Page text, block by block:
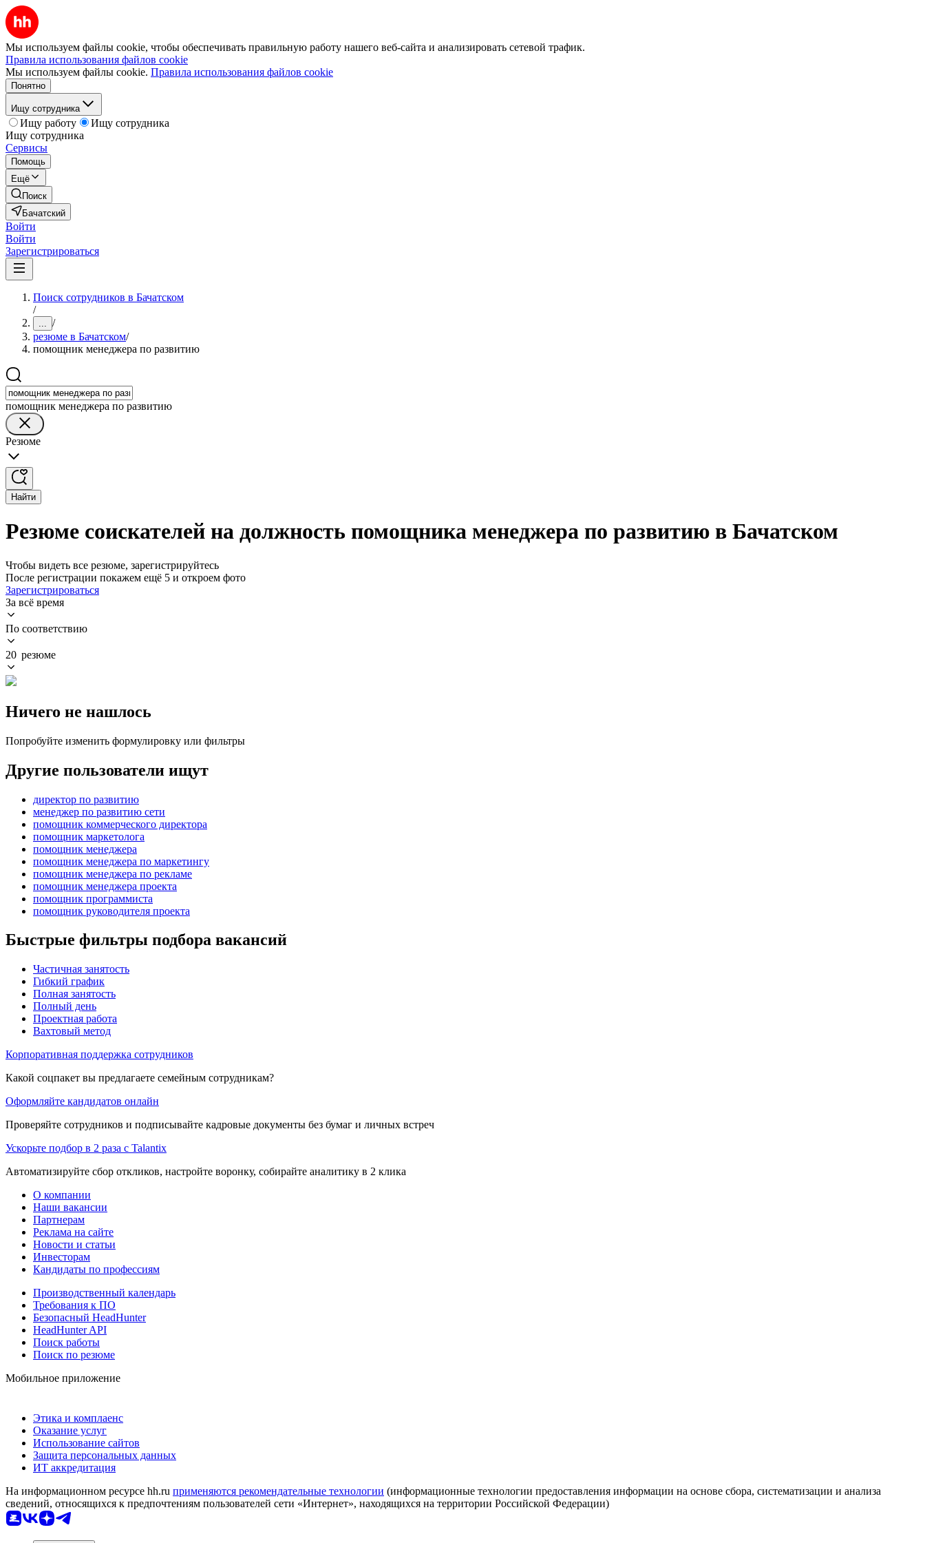
Мы используем файлы cookie, чтобы обеспечивать правильную работу нашего веб-сайта и анализировать сетевой трафик.
Правила использования файлов cookie
Мы используем файлы cookie. Правила использования файлов cookie
Понятно
Ищу сотрудника
Ищу работу
Ищу сотрудника
Ищу сотрудника
Сервисы
Помощь
Ещё
Поиск
Бачатский
Войти
Войти
Зарегистрироваться
Поиск сотрудников в Бачатском
/
... /
резюме в Бачатском/
помощник менеджера по развитию
помощник менеджера по развитию
Резюме
Найти
Резюме соискателей на должность помощника менеджера по развитию в Бачатском
Чтобы видеть все резюме, зарегистрируйтесь
После регистрации покажем ещё 5 и откроем фото
Зарегистрироваться
За всё время
По соответствию
20 резюме
Ничего не нашлось
Попробуйте изменить формулировку или фильтры
Другие пользователи ищут
директор по развитию
менеджер по развитию сети
помощник коммерческого директора
помощник маркетолога
помощник менеджера
помощник менеджера по маркетингу
помощник менеджера по рекламе
помощник менеджера проекта
помощник программиста
помощник руководителя проекта
Быстрые фильтры подбора вакансий
Частичная занятость
Гибкий график
Полная занятость
Полный день
Проектная работа
Вахтовый метод
Корпоративная поддержка сотрудников
Какой соцпакет вы предлагаете семейным сотрудникам?
Оформляйте кандидатов онлайн
Проверяйте сотрудников и подписывайте кадровые документы без бумаг и личных встреч
Ускорьте подбор в 2 раза с Talantix
Автоматизируйте сбор откликов, настройте воронку, собирайте аналитику в 2 клика
О компании
Наши вакансии
Партнерам
Реклама на сайте
Новости и статьи
Инвесторам
Кандидаты по профессиям
Производственный календарь
Требования к ПО
Безопасный HeadHunter
HeadHunter API
Поиск работы
Поиск по резюме
Мобильное приложение
Этика и комплаенс
Оказание услуг
Использование сайтов
Защита персональных данных
ИТ аккредитация
На информационном ресурсе hh.ru применяются рекомендательные технологии (информационные технологии предоставления информации на основе сбора, систематизации и анализа
сведений, относящихся к предпочтениям пользователей сети «Интернет», находящихся на территории Российской Федерации)